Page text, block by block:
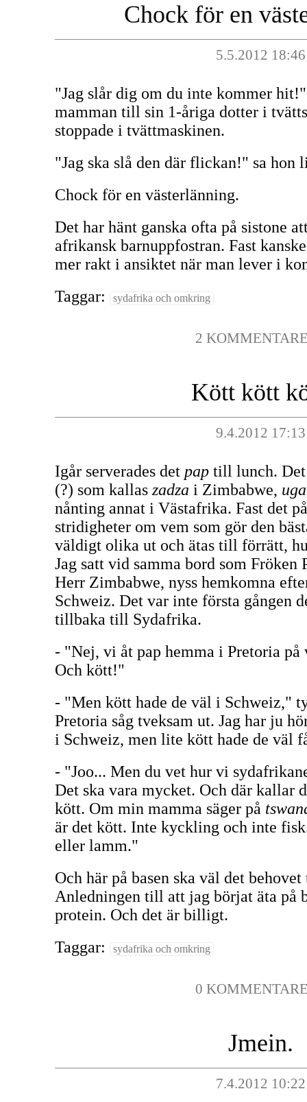
Chock för en
5.5.2012 18:46
"Jag slår dig om du inte kommer
mamman till sin 1-åriga dotter i
stoppade i tvättmaskinen.
"Jag ska slå den där flickan!" sa hon
Chock för en västerlänning.
Det har hänt ganska ofta på sistone
afrikansk barnuppfostran. Fast
mer rakt i ansiktet när man lever i
Taggar:
sydafrika och omkring
2
Kött kött
9.4.2012 17:13
Igår serverades det pap till lunch.
(?) som kallas zadza i Zimbabwe,
nånting annat i Västafrika. Fast det
stridigheter om vem som gör den
väldigt olika ut och ätas till förrätt,
Jag satt vid samma bord som Fröken
Herr Zimbabwe, nyss hemkomna
Schweiz. Det var inte första gången
tillbaka till Sydafrika.
- "Nej, vi åt pap hemma i Pretoria på
Och kött!"
- "Men kött hade de väl i Schweiz,"
Pretoria såg tveksam ut. Jag har ju
i Schweiz, men lite kött hade de väl
- "Joo... Men du vet hur vi
Det ska vara mycket. Och där kallar
kött. Om min mamma säger på
är det kött. Inte kyckling och inte
eller lamm."
Och här på basen ska väl det
Anledningen till att jag börjat äta på
protein. Och det är billigt.
Taggar:
sydafrika och omkring
0
Jmein.
7.4.2012 10:22